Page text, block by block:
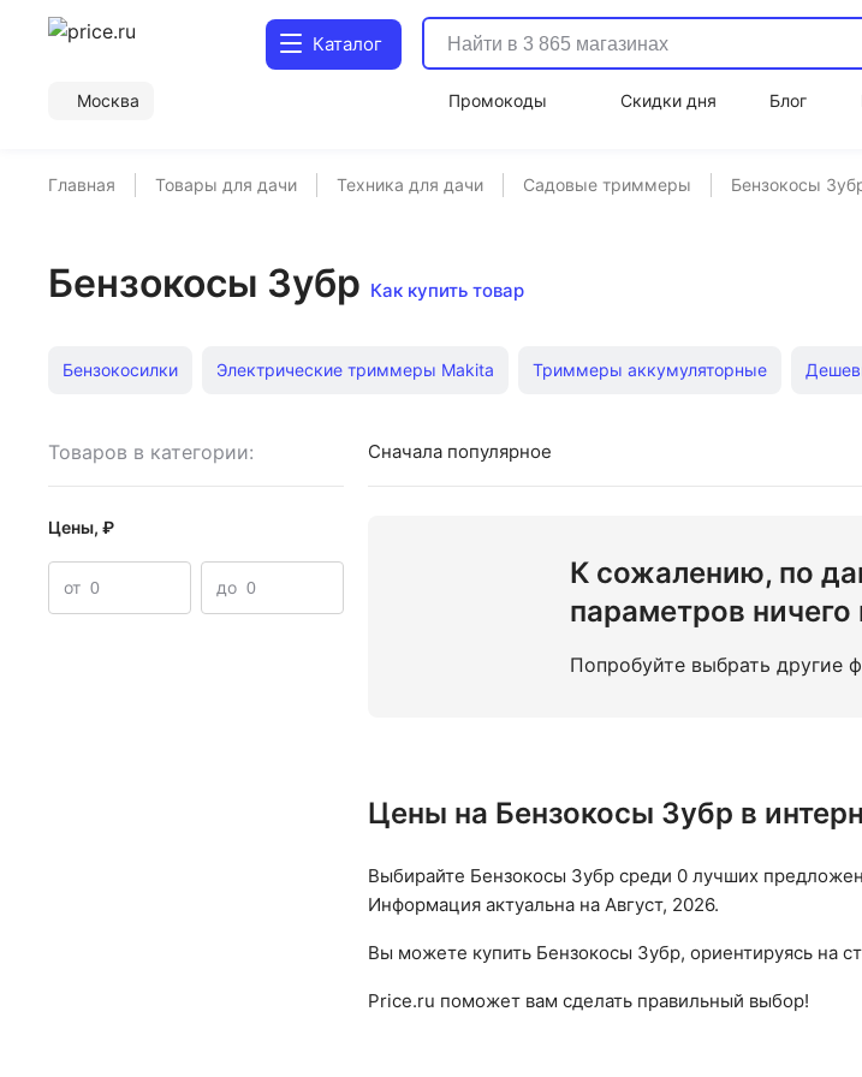
Каталог
Москва
Промокоды Скидки дня Блог
Главная Товары для дачи Техника для дачи Садовые триммеры Бензокосы
Бензокосы Зубр Как купить товар
Бензокосилки Электрические триммеры Makita Триммеры аккумуляторные
Электрические триммеры Stihl Аккумуляторные триммеры Makita Триммеры
Бензокосы Champion
Бензиновые 4-х тактные триммеры Немецкие триммеры для травы
Товаров в категории:
Цены, ₽
от до
Сначала популярное
К сожалению, по
параметров
Попробуйте выбрать другие
Цены на Бензокосы Зубр в
Выбирайте Бензокосы Зубр среди 0 лучших
Информация актуальна на Август, 2026.
Вы можете купить Бензокосы Зубр, ориентируясь на
Price.ru поможет вам сделать правильный выбор!